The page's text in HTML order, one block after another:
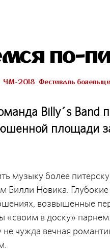
по-
ЧМ-2018 Фестиваль
Billy´s Band
площади
музыку более
Билли Новика.
возвышенные
«своим в доску»
чужда вечная